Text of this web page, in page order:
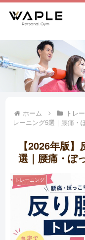
ホーム トレ
レーニング5選｜腰痛・
【2026年版
選｜腰痛・ぽ
トレーニング